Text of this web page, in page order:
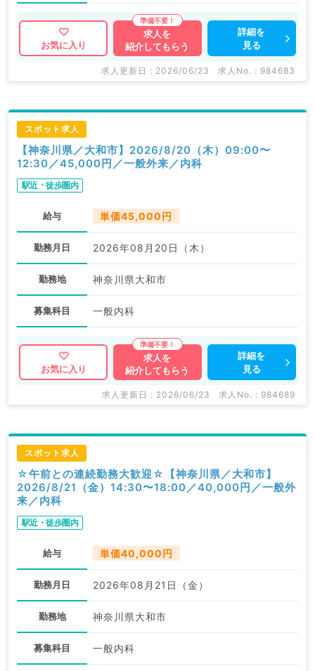
お気に入り
求人を
紹介してもらう
詳細を
見る
求人更新日 : 2026/06/23 求人No. : 984683
スポット求人
【神奈川県／大和市】2026/8/20（木）09:00〜
12:30／45,000円／一般外来／内科
駅近・徒歩圏内
給与 単価45,000円
勤務月日 2026年08月20日（木）
勤務地 神奈川県大和市
募集科目 一般内科
お気に入り
求人を
紹介してもらう
詳細を
見る
求人更新日 : 2026/06/23 求人No. : 984689
スポット求人
☆午前との連続勤務大歓迎☆【神奈川県／大和市】
2026/8/21（金）14:30〜18:00／40,000円／一般外
来／内科
駅近・徒歩圏内
給与 単価40,000円
勤務月日 2026年08月21日（金）
勤務地 神奈川県大和市
募集科目 一般内科